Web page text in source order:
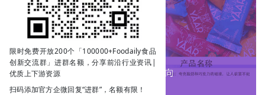
限时免费开放200个「100000+Foodaily食品
创新交流群」进群名额，分享前沿行业资讯|
优质上下游资源
扫码添加官方企微回复“进群”，名额有限！